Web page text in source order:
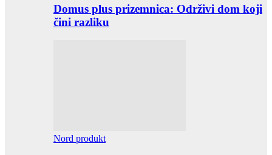
Domus plus prizemnica: Održivi dom koji
čini razliku
Nord produkt